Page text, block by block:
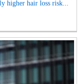
higher hair loss risk...